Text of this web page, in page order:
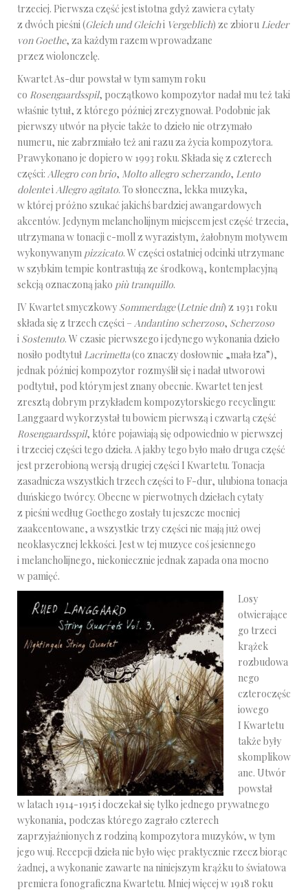
trzeciej. Pierwsza część jest istotna gdyż zawiera cytaty
z dwóch pieśni (Gleich und Gleichi Vergeblich) ze zbioru Lieder
von Goethe, za każdym razem wprowadzane
przez wiolonczelę.
Kwartet As-dur powstał w tym samym roku
co Rosengaardsspil, początkowo kompozytor nadał mu też taki
właśnie tytuł, z którego później zrezygnował. Podobnie jak
pierwszy utwór na płycie także to dzieło nie otrzymało
numeru, nie zabrzmiało też ani razu za życia kompozytora.
Prawykonano je dopiero w 1993 roku. Składa się z czterech
części: Allegro con brio, Molto allegro scherzando, Lento
dolenteiAllegro agitato. To słoneczna, lekka muzyka,
w której próżno szukać jakichś bardziej awangardowych
akcentów. Jedynym melancholijnym miejscem jest część trzecia,
utrzymana w tonacji c-moll z wyrazistym, żałobnym motywem
wykonywanym pizzicato. W części ostatniej odcinki utrzymane
w szybkim tempie kontrastują ze środkową, kontemplacyjną
sekcją oznaczoną jako più tranquillo.
IV Kwartet smyczkowy Sommerdage(Letnie dni) z 1931 roku
składa się z trzech części – Andantino scherzoso, Scherzoso
i Sostenuto. W czasie pierwszego i jedynego wykonania dzieło
nosiło podtytuł Lacrimetta(co znaczy dosłownie „mała łza”),
jednak później kompozytor rozmyślił się i nadał utworowi
podtytuł, pod którym jest znany obecnie. Kwartet ten jest
zresztą dobrym przykładem kompozytorskiego recyclingu:
Langgaard wykorzystał tu bowiem pierwszą i czwartą część
Rosengaardsspil, które pojawiają się odpowiednio w pierwszej
i trzeciej części tego dzieła. A jakby tego było mało druga część
jest przerobioną wersją drugiej części I Kwartetu. Tonacja
zasadnicza wszystkich trzech części to F-dur, ulubiona tonacja
duńskiego twórcy. Obecne w pierwotnych dziełach cytaty
z pieśni według Goethego zostały tu jeszcze mocniej
zaakcentowane, a wszystkie trzy części nie mają już owej
neoklasycznej lekkości. Jest w tej muzyce coś jesiennego
i melancholijnego, niekoniecznie jednak zapada ona mocno
w pamięć.
Losy
otwierające
go trzeci
krążek
rozbudowa
nego
czteroczęśc
iowego
I Kwartetu
także były
skomplikow
ane. Utwór
powstał
w latach 1914-1915 i doczekał się tylko jednego prywatnego
wykonania, podczas którego zagrało czterech
zaprzyjaźnionych z rodziną kompozytora muzyków, w tym
jego wuj. Recepcji dzieła nie było więc praktycznie rzecz biorąc
żadnej, a wykonanie zawarte na niniejszym krążku to światowa
premiera fonograficzna Kwartetu. Mniej więcej w 1918 roku